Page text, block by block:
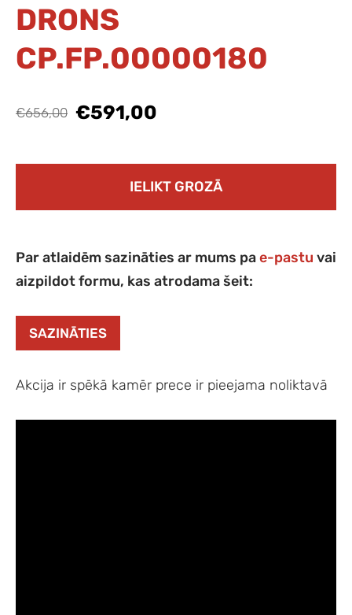
DRONS
CP.FP.00000180
€656,00 €591,00
IELIKT GROZĀ
Par atlaidēm sazināties ar mums pae-pastu vai
aizpildot formu, kas atrodama šeit:
SAZINĀTIES
Akcija ir spēkā kamēr prece ir pieejama noliktavā